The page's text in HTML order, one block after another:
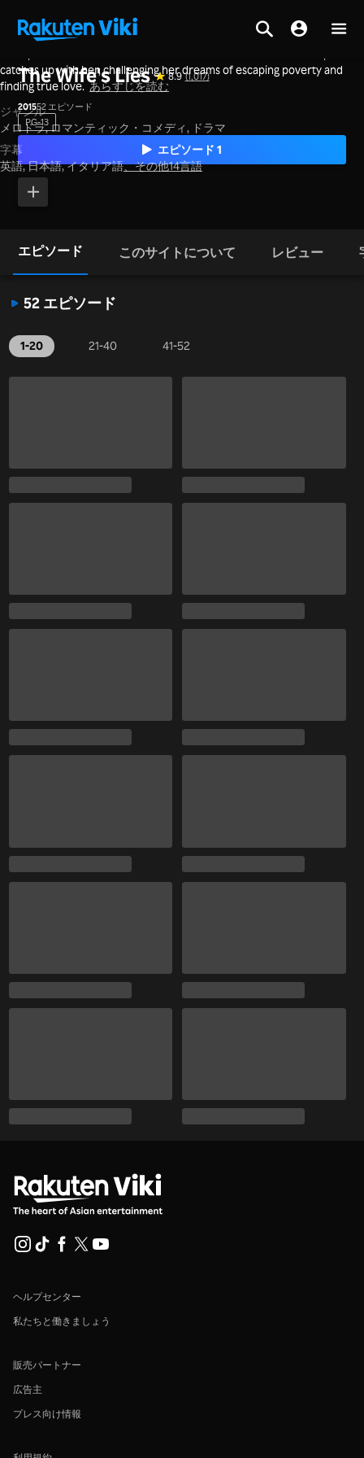
The Wife's Lies 8.9 (1,017)
201552 エピソード
PG-13
エピソード 1
catches up with her, challenging her dreams of escaping poverty and
finding true love. あらすじを読む
ジャンル
メロドラ,ロマンティック・コメディ, ドラマ
字幕
英語, 日本語, イタリア語、その他14言語
エピソード このサイトについて レビュー
52 エピソード
1-20 21-40 41-52
ヘルプセンター
私たちと働きましょう
販売パートナー
広告主
プレス向け情報